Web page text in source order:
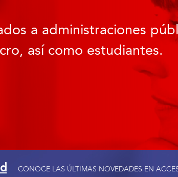
a administraciones
así como estudiantes.
CONOCE LAS ÚLTIMAS NOVEDADES EN